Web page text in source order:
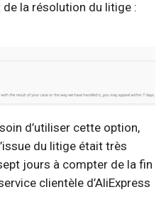
la résolution du litige :
d’utiliser cette option,
du litige était très
jours à compter de la fin
clientèle d’AliExpress